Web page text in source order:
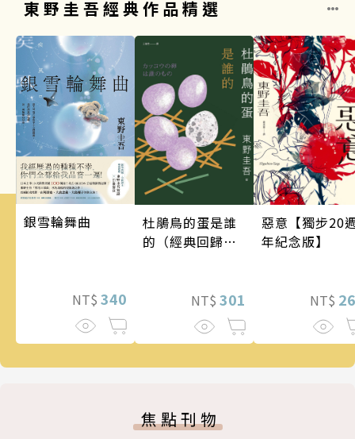
東野圭吾經典作品精選
銀雪輪舞曲
NT$ 340
杜鵑鳥的蛋是誰
的（經典回歸
NT$ 301
惡意【獨步20
年紀念版】
NT$
焦點刊物